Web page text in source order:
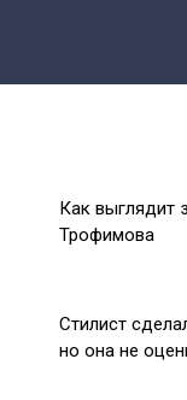
Как выглядит
Трофимова
Стилист
но она не